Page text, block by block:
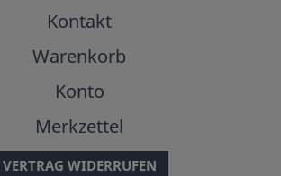
Kontakt
Warenkorb
Konto
Merkzettel
VERTRAG WIDERRUFEN